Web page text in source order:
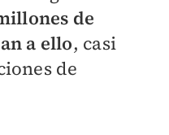
de
a ello, casi
de